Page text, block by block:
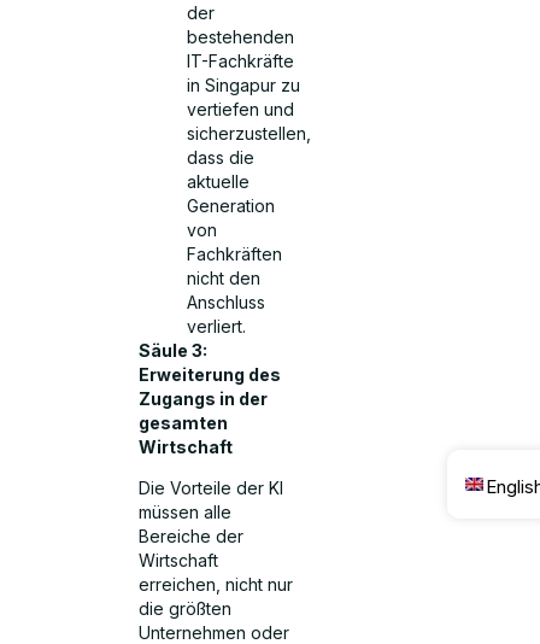
der
bestehenden
IT-Fachkräfte
in Singapur zu
vertiefen und
sicherzustellen,
dass die
aktuelle
Generation
von
Fachkräften
nicht den
Anschluss
verliert.
Säule 3:
Erweiterung des
Zugangs in der
gesamten
Wirtschaft
Die Vorteile der KI
müssen alle
Bereiche der
Wirtschaft
erreichen, nicht nur
die größten
Unternehmen oder